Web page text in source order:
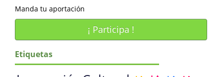
Manda tu aportación
¡ Participa !
Etiquetas